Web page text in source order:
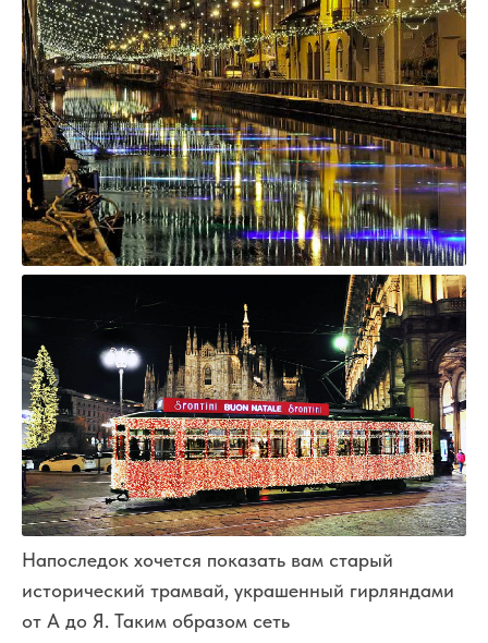
Напоследок хочется показать вам старый
исторический трамвай, украшенный гирляндами
от А до Я. Таким образом сеть